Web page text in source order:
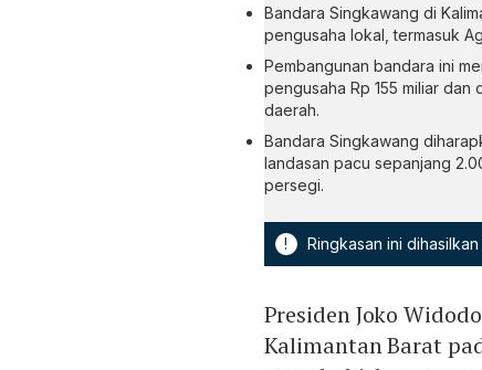
Bandara Singkawang di
pengusaha lokal, termasuk
Pembangunan bandara ini
pengusaha Rp 155 miliar
daerah.
Bandara Singkawang
landasan pacu sepanjang
persegi.
! Ringkasan ini
Presiden Joko
Kalimantan Barat